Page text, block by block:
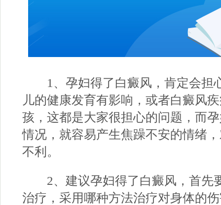
1、孕妇得了白癜风，肯定会担
儿的健康发育有影响，或者白癜风
孩，这都是大家很担心的问题，而
情况，就容易产生焦躁不安的情绪
不利。
2、建议孕妇得了白癜风，首先
治疗，采用哪种方法治疗对身体的